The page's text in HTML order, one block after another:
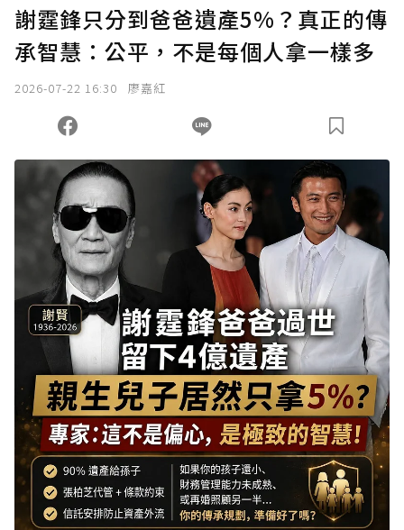
謝霆鋒只分到爸爸遺產5%？真正的傳
承智慧：公平，不是每個人拿一樣多
2026-07-22 16:30 廖嘉紅